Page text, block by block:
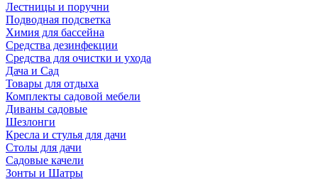
Лестницы и поручни
Подводная подсветка
Химия для бассейна
Средства дезинфекции
Средства для очистки и ухода
Дача и Сад
Товары для отдыха
Комплекты садовой мебели
Диваны садовые
Шезлонги
Кресла и стулья для дачи
Столы для дачи
Садовые качели
Зонты и Шатры